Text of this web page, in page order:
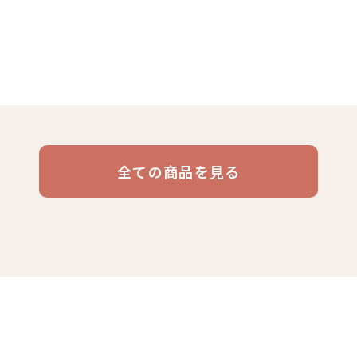
コーヒー豆・粉 コーヒー生豆
エチオピア コスタリカ コロン
全ての商品を見る